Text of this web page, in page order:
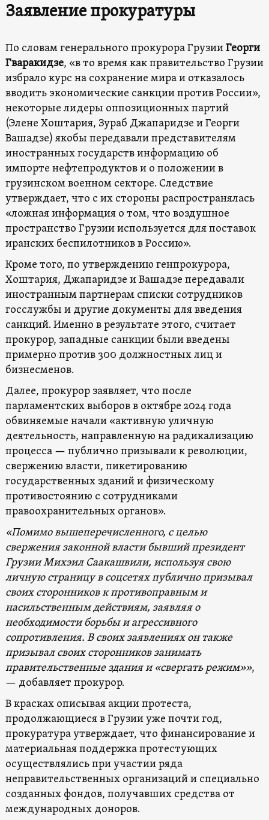
Заявление прокуратуры
По словам генерального прокурора ГрузииГеорги
Гваракидзе, «в то время как правительство Грузии
избрало курс на сохранение мира и отказалось
вводить экономические санкции против России»,
некоторые лидеры оппозиционных партий
(Элене Хоштария, Зураб Джапаридзе и Георги
Вашадзе) якобы передавали представителям
иностранных государств информацию об
импорте нефтепродуктов и о положении в
грузинском военном секторе. Следствие
утверждает, что с их стороны распространялась
«ложная информация о том, что воздушное
пространство Грузии используется для поставок
иранских беспилотников в Россию».
Кроме того, по утверждению генпрокурора,
Хоштария, Джапаридзе и Вашадзе передавали
иностранным партнерам списки сотрудников
госслужбы и другие документы для введения
санкций. Именно в результате этого, считает
прокурор, западные санкции были введены
примерно против 300 должностных лиц и
бизнесменов.
Далее, прокурор заявляет, что после
парламентских выборов в октябре 2024 года
обвиняемые начали «активную уличную
деятельность, направленную на радикализацию
процесса — публично призывали к революции,
свержению власти, пикетированию
государственных зданий и физическому
противостоянию с сотрудниками
правоохранительных органов».
«Помимо вышеперечисленного, с целью
свержения законной власти бывший президент
Грузии Михэил Саакашвили, используя свою
личную страницу в соцсетях публично призывал
своих сторонников к противоправным и
насильственным действиям, заявляя о
необходимости борьбы и агрессивного
сопротивления. В своих заявлениях он также
призывал своих сторонников занимать
правительственные здания и «свергать режим»»,
— добавляет прокурор.
В красках описывая акции протеста,
продолжающиеся в Грузии уже почти год,
прокуратура утверждает, что финансирование и
материальная поддержка протестующих
осуществлялись при участии ряда
неправительственных организаций и специально
созданных фондов, получавших средства от
международных доноров.